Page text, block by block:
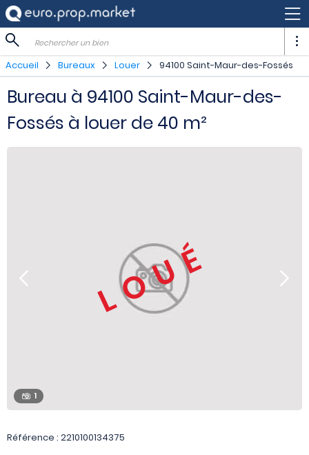
Rechercher un bien
Accueil Bureaux Louer 94100 Saint-Maur-des-Fossés
Bureau à 94100 Saint-Maur-des-
Fossés à louer de 40 m²
LOUÉ
1
Référence : 2210100134375